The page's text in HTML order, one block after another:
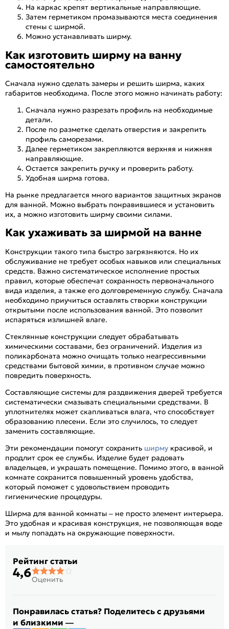
На каркас крепят вертикальные направляющие.
Затем герметиком промазываются места соединения
стены с ширмой.
Можно устанавливать ширму.
Как изготовить ширму на ванну
самостоятельно
Сначала нужно сделать замеры и решить ширма, каких
габаритов необходима. После этого можно начинать работу:
Сначала нужно разрезать профиль на необходимые
детали.
После по разметке сделать отверстия и закрепить
профиль саморезами.
Далее герметиком закрепляются верхняя и нижняя
направляющие.
Остается закрепить ручку и проверить работу.
Удобная ширма готова.
На рынке предлагается много вариантов защитных экранов
для ванной. Можно выбрать понравившиеся и установить
их, а можно изготовить ширму своими силами.
Как ухаживать за ширмой на ванне
Конструкции такого типа быстро загрязняются. Но их
обслуживание не требует особых навыков или специальных
средств. Важно систематическое исполнение простых
правил, которые обеспечат сохранность первоначального
вида изделия, а также его долговременную службу. Сначала
необходимо приучиться оставлять створки конструкции
открытыми после использования ванной. Это позволит
испаряться излишней влаге.
Стеклянные конструкции следует обрабатывать
химическими составами, без ограничений. Изделия из
поликарбоната можно очищать только неагрессивными
средствами бытовой химии, в противном случае можно
повредить поверхность.
Составляющие системы для раздвижения дверей требуется
систематически смазывать специальными средствами. В
уплотнителях может скапливаться влага, что способствует
образованию плесени. Если это случилось, то следует
заменить составляющие.
Эти рекомендации помогут сохранить ширму красивой, и
продлит срок ее службы. Изделие будет радовать
владельцев, и украшать помещение. Помимо этого, в ванной
комнате сохранится повышенный уровень удобства,
который поможет с удовольствием проводить
гигиенические процедуры.
Ширма для ванной комнаты – не просто элемент интерьера.
Это удобная и красивая конструкция, не позволяющая воде
и мылу попадать на окружающие поверхности.
Рейтинг статьи
4,6Оценить
Понравилась статья? Поделитесь с друзьями
и близкими —